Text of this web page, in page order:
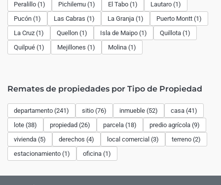
Peralillo (1)
Pichilemu (1) El Tabo (1)
Lautaro (1)
Pucón (1)
Las Cabras (1) La Granja (1)
Puerto Montt (1)
La Cruz (1)
Quellon (1) Isla de Maipo (1)
Quillota (1)
Quilpué (1)
Mejillones (1) Molina (1)
Remates de propiedades por Tipo de Propiedad
departamento (241) sitio (76) inmueble (52)
casa (41)
lote (38)
propiedad (26) parcela (18)
predio agrícola (9)
vivienda (5)
derechos (4) local comercial (3)
terreno (2)
estacionamiento (1)
oficina (1)